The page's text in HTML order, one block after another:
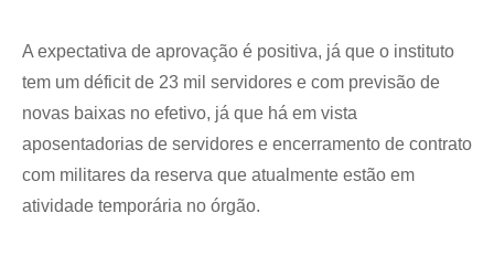
A expectativa de aprovação é positiva, já que o instituto
tem um déficit de 23 mil servidores e com previsão de
novas baixas no efetivo, já que há em vista
aposentadorias de servidores e encerramento de contrato
com militares da reserva que atualmente estão em
atividade temporária no órgão.